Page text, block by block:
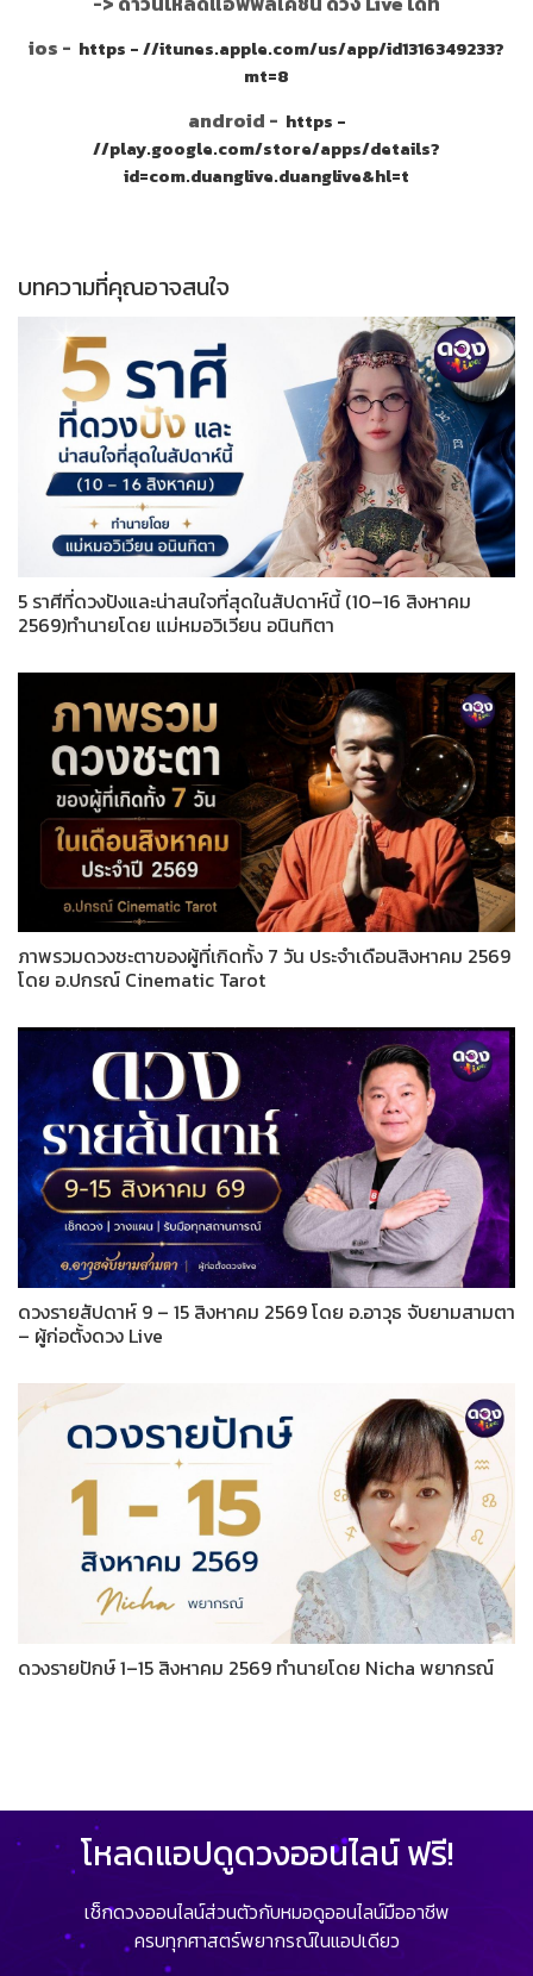
ios - https - //itunes.apple.com/us/app/id1316349233?
mt=8
android - https -
//play.google.com/store/apps/details?
id=com.duanglive.duanglive&hl=t
บทความที่คุณอาจสนใจ
5 ราศีที่ดวงปังและน่าสนใจที่สุดในสัปดาห์นี้ (10–16 สิงหาคม
2569)ทำนายโดย แม่หมอวิเวียน อนินทิตา
ภาพรวมดวงชะตาของผู้ที่เกิดทั้ง 7 วัน ประจำเดือนสิงหาคม 2569
โดย อ.ปกรณ์ Cinematic Tarot
ดวงรายสัปดาห์ 9 – 15 สิงหาคม 2569 โดย อ.อาวุธ จับยามสามตา
– ผู้ก่อตั้งดวง Live
ดวงรายปักษ์ 1–15 สิงหาคม 2569 ทำนายโดย Nicha พยากรณ์
โหลดแอปดูดวงออนไลน์ ฟรี!
เช็กดวงออนไลน์ส่วนตัวกับหมอดูออนไลน์มืออาชีพ
ครบทุกศาสตร์พยากรณ์ในแอปเดียว